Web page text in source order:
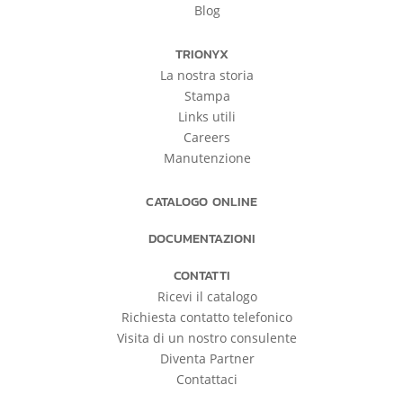
Blog
TRIONYX
La nostra storia
Stampa
Links utili
Careers
Manutenzione
CATALOGO ONLINE
DOCUMENTAZIONI
CONTATTI
Ricevi il catalogo
Richiesta contatto telefonico
Visita di un nostro consulente
Diventa Partner
Contattaci